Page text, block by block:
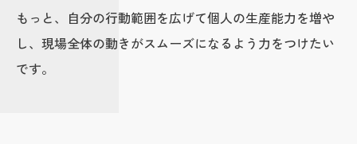
もっと、自分の行動範囲を広げて個人の生産能力を増や
し、現場全体の動きがスムーズになるよう力をつけたい
です。